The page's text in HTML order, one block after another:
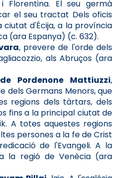
i Florentina. El seu germà
el seu tractat Dels oficis
ciutat d'Écija, a la província
(ara Espanya) (c. 632).
, prevere de l'orde dels
als Abruços (ara
Pordenone Mattiuzzi,
dels Germans Menors, que
regions dels tàrtars, dels
fins a la principal ciutat de
A totes aquestes regions
persones a la fe de Crist
de l'Evangeli. A la
la regió de Venècia (ara